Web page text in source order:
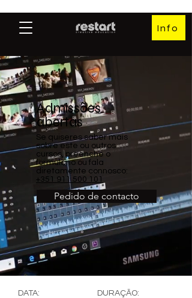
Info
Admissões
abertas
Se quiseres saber mais
sobre este ou outros
cursos, preenche o
formulário ou fala
diretamente connosco:
+351 911 500 101
Pedido de contacto
DATA:
DURAÇÃO: